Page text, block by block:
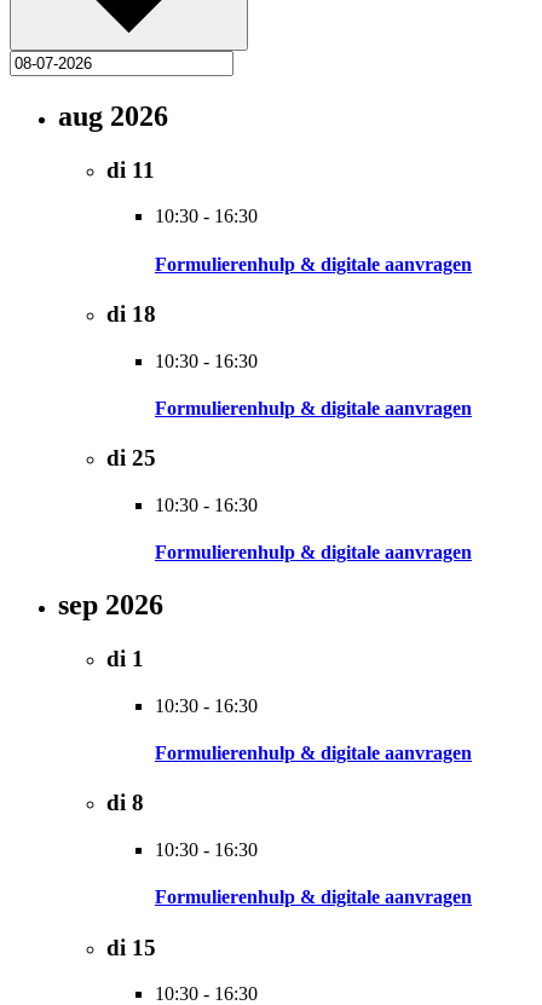
aug 2026
di 11
10:30 - 16:30
Formulierenhulp & digitale aanvragen
di 18
10:30 - 16:30
Formulierenhulp & digitale aanvragen
di 25
10:30 - 16:30
Formulierenhulp & digitale aanvragen
sep 2026
di 1
10:30 - 16:30
Formulierenhulp & digitale aanvragen
di 8
10:30 - 16:30
Formulierenhulp & digitale aanvragen
di 15
10:30 - 16:30